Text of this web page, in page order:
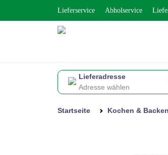
Lieferservice Abholservice
Lieferadresse
Adresse wählen
Startseite Kochen & Backen